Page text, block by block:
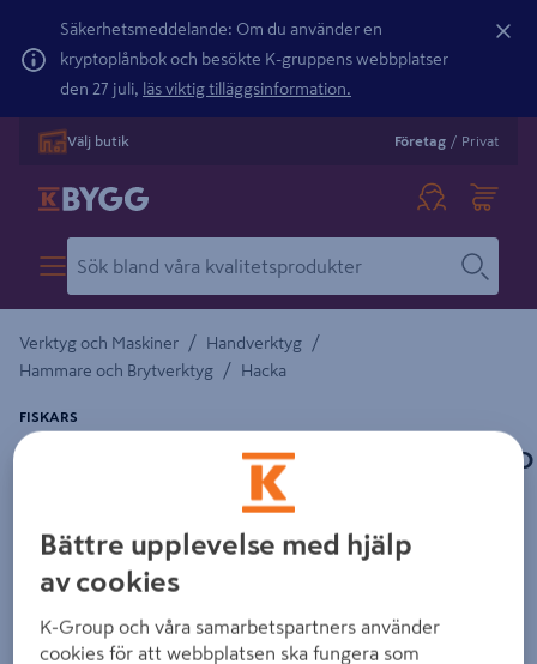
Säkerhetsmeddelande: Om du använder en
kryptoplånbok och besökte K-gruppens webbplatser
den 27 juli, läs viktig tilläggsinformation.
Välj butik Företag / Privat
Verktyg och Maskiner / Handverktyg /
Hammare och Brytverktyg / Hacka
POTATISHACKA FISKARS CLASSIC 0414 4-KLO
FISKARS
Detaljerad beskrivning finns i produktbeskrivningsområdet
Bättre upplevelse med hjälp
av cookies
K-Group och våra samarbetspartners använder
cookies för att webbplatsen ska fungera som